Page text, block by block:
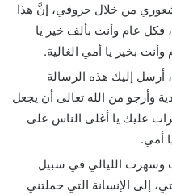
من خلال حروفي، إنَّ هذا
فكل عام وأنت بألف خير يا
بخير يا أمي الغالية.
أرسل إليك هذه الرسالة
وأرجو من الله تعالى أن يجعل
عليك يا أغلى الناس على
أمي.
وسهرت الليالي في سبيل
إلى الإنسانة التي حملتني